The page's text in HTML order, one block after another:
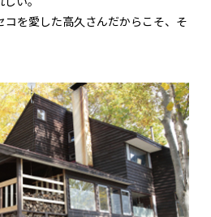
を愛した高久さんだからこそ、そ